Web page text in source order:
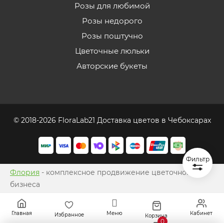
Главная Избранное Меню Корзина
0
Кабинет
Розы для любимой
Розы недорого
Розы поштучно
Цветочные люльки
Авторские букеты
© 2018-2026 FloraLab21 Доставка цветов в Чебоксарах
Флория - комплексное продвижение цветочного
бизнеса
Фильтр